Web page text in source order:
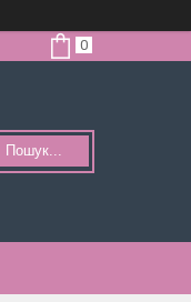
Пошук...